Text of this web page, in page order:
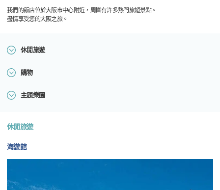
我們的飯店位於大阪市中心附近，周圍有許多熱門旅遊景點。
盡情享受您的大阪之旅。
休閒旅遊
購物
主題樂園
休閒旅遊
海遊館